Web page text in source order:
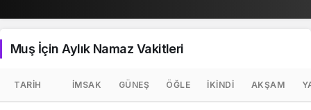
Muş İçin Aylık Namaz Vakitleri
TARIH İMSAK GÜNEŞ ÖĞLE İKINDI AKŞAM